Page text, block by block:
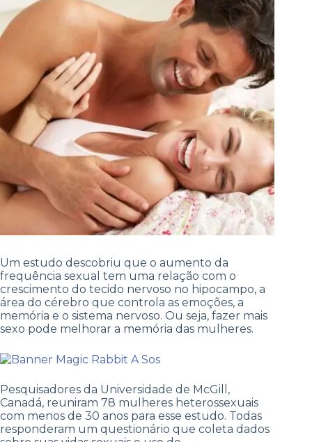
Um estudo descobriu que o aumento da
frequência sexual tem uma relação com o
crescimento do tecido nervoso no hipocampo, a
área do cérebro que controla as emoções, a
memória e o sistema nervoso. Ou seja, fazer mais
sexo pode melhorar a memória das mulheres.
Pesquisadores da Universidade de McGill,
Canadá, reuniram 78 mulheres heterossexuais
com menos de 30 anos para esse estudo. Todas
responderam um questionário que coleta dados